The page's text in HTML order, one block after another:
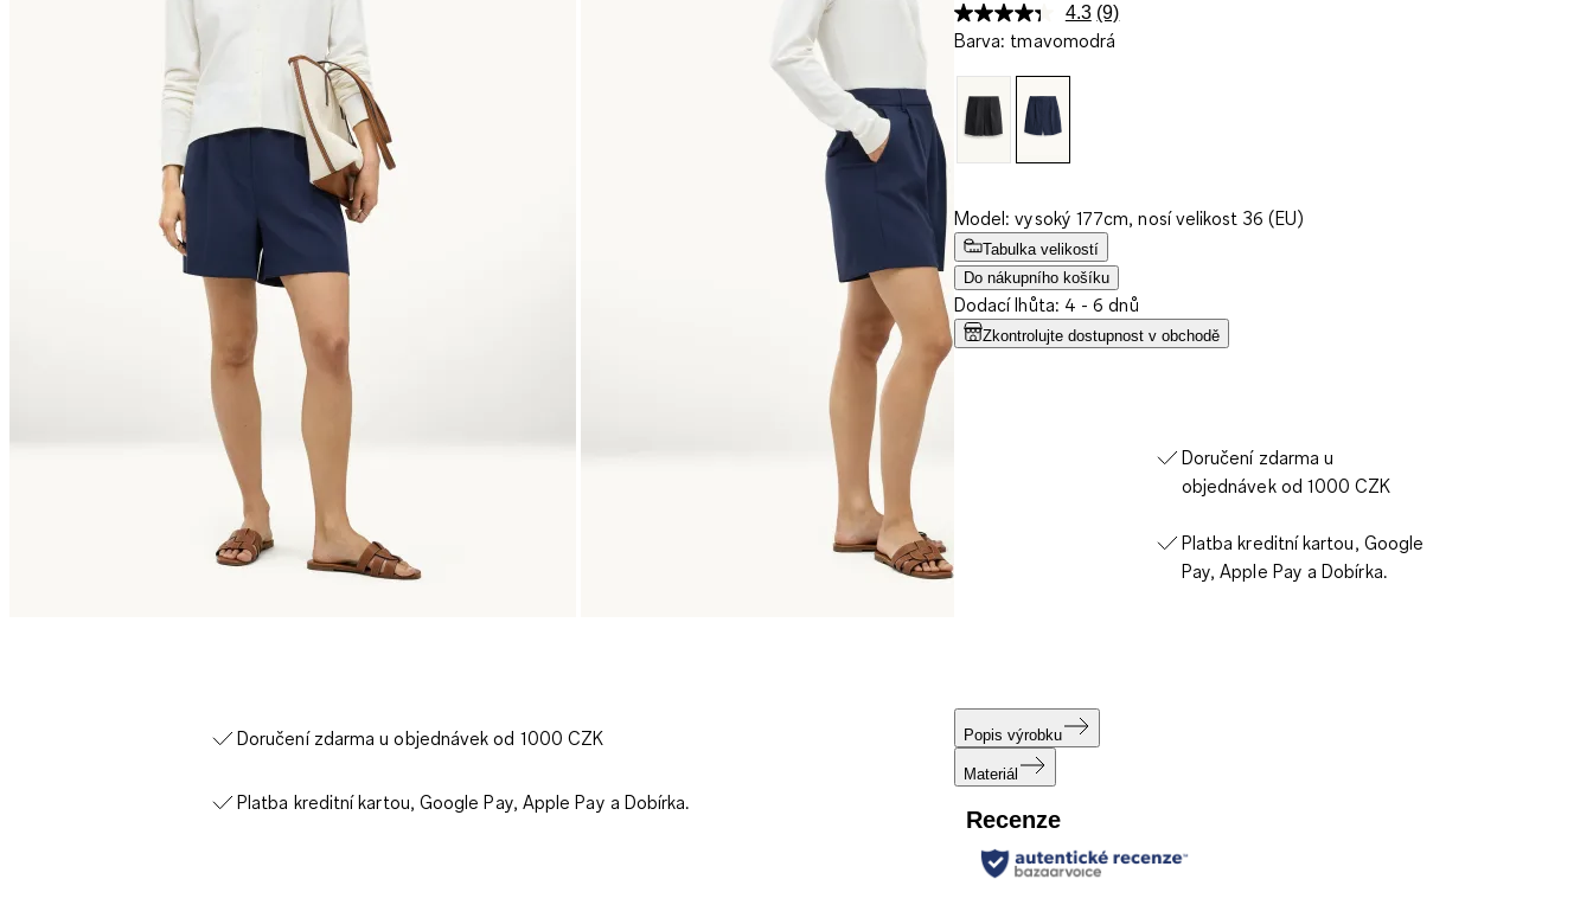
Doručení zdarma u objednávek od 1000 CZK
Platba kreditní kartou, Google Pay, Apple Pay a Dobírka.
4.3 Přečtěte
si
(9)
Barva: tmavomodrá
Model: vysoký 177cm, nosí velikost 36 (EU)
Tabulka velikostí
Do nákupního košíku
Dodací lhůta: 4 - 6 dnů
Zkontrolujte dostupnost v obchodě
Doručení zdarma u
objednávek od 1000 CZK
Platba kreditní kartou, Google
Pay, Apple Pay a Dobírka.
Popis výrobku
Materiál
Recenze